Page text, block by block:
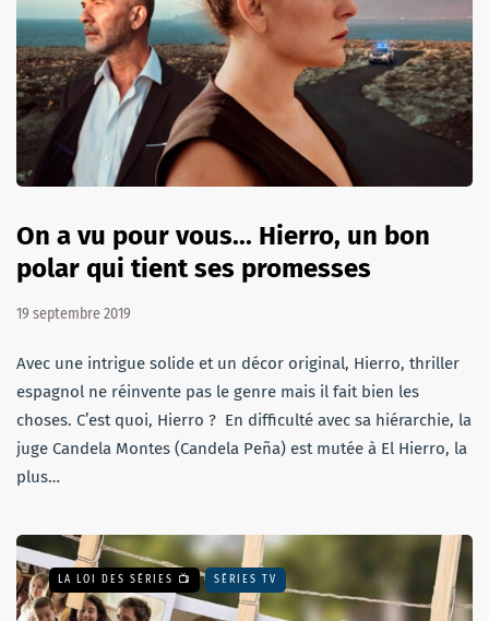
On a vu pour vous... Hierro, un bon
polar qui tient ses promesses
19 septembre 2019
Avec une intrigue solide et un décor original, Hierro, thriller
espagnol ne réinvente pas le genre mais il fait bien les
choses. C’est quoi, Hierro ? En difficulté avec sa hiérarchie, la
juge Candela Montes (Candela Peña) est mutée à El Hierro, la
plus…
LA LOI DES SÉRIES 📺 SÉRIES TV